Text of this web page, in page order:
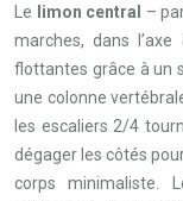
Le limon central
–
marches, dans l’axe
flottantes grâce à un
une colonne
les escaliers 2/4
dégager les côtés
corps minimaliste.